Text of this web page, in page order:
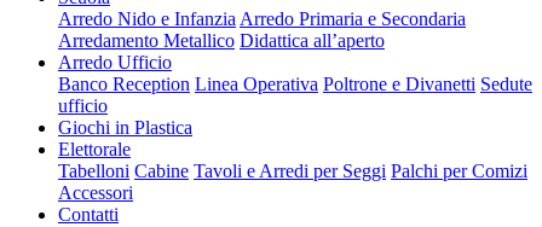
Arredo Nido e Infanzia Arredo Primaria e Secondaria
Arredamento Metallico Didattica all’aperto
Arredo Ufficio
Banco Reception Linea Operativa Poltrone e Divanetti Sedute
ufficio
Giochi in Plastica
Elettorale
Tabelloni Cabine Tavoli e Arredi per Seggi Palchi per Comizi
Accessori
Contatti